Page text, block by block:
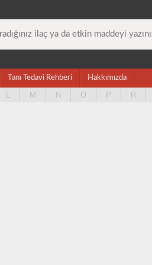
Tanı Tedavi Rehberi Hakkımızda
L M N O P R